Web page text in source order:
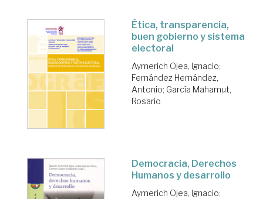
Ética, transparencia,
buen gobierno y sistema
electoral
Aymerich Ojea, Ignacio;
Fernández Hernández,
Antonio; García Mahamut,
Rosario
Democracia, Derechos
Humanos y desarrollo
Aymerich Ojea, Ignacio;